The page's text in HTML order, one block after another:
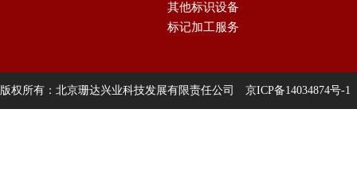
其他标识设备
标记加工服务
版权所有：北京珊达兴业科技发展有限责任公司 京ICP备14034874号-1